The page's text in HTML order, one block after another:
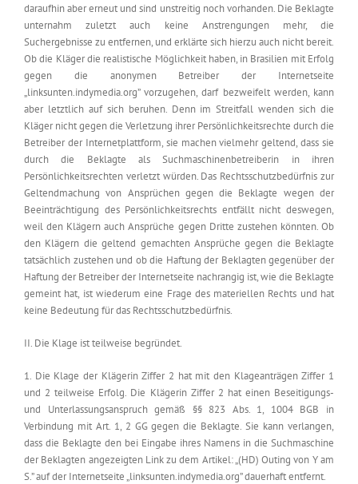
daraufhin aber erneut und sind unstreitig noch vorhanden. Die Beklagte
unternahm zuletzt auch keine Anstrengungen mehr, die
Suchergebnisse zu entfernen, und erklärte sich hierzu auch nicht bereit.
Ob die Kläger die realistische Möglichkeit haben, in Brasilien mit Erfolg
gegen die anonymen Betreiber der Internetseite
„linksunten.indymedia.org” vorzugehen, darf bezweifelt werden, kann
aber letztlich auf sich beruhen. Denn im Streitfall wenden sich die
Kläger nicht gegen die Verletzung ihrer Persönlichkeitsrechte durch die
Betreiber der Internetplattform, sie machen vielmehr geltend, dass sie
durch die Beklagte als Suchmaschinenbetreiberin in ihren
Persönlichkeitsrechten verletzt würden. Das Rechtsschutzbedürfnis zur
Geltendmachung von Ansprüchen gegen die Beklagte wegen der
Beeinträchtigung des Persönlichkeitsrechts entfällt nicht deswegen,
weil den Klägern auch Ansprüche gegen Dritte zustehen könnten. Ob
den Klägern die geltend gemachten Ansprüche gegen die Beklagte
tatsächlich zustehen und ob die Haftung der Beklagten gegenüber der
Haftung der Betreiber der Internetseite nachrangig ist, wie die Beklagte
gemeint hat, ist wiederum eine Frage des materiellen Rechts und hat
keine Bedeutung für das Rechtsschutzbedürfnis.
II. Die Klage ist teilweise begründet.
1. Die Klage der Klägerin Ziffer 2 hat mit den Klageanträgen Ziffer 1
und 2 teilweise Erfolg. Die Klägerin Ziffer 2 hat einen Beseitigungs-
und Unterlassungsanspruch gemäß §§ 823 Abs. 1, 1004 BGB in
Verbindung mit Art. 1, 2 GG gegen die Beklagte. Sie kann verlangen,
dass die Beklagte den bei Eingabe ihres Namens in die Suchmaschine
der Beklagten angezeigten Link zu dem Artikel: „(HD) Outing von Y am
S.” auf der Internetseite „linksunten.indymedia.org” dauerhaft entfernt.